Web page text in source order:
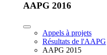
AAPG 2016
Appels à projets
Résultats de l'AAPG
AAPG 2015